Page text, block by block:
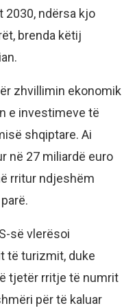
2030, ndërsa kjo
brenda këtij
zhvillimin ekonomik
e investimeve të
shqiptare. Ai
në 27 miliardë euro
rritur ndjeshëm
së vlerësoi
të turizmit, duke
tjetër rritje të numrit
për të kaluar